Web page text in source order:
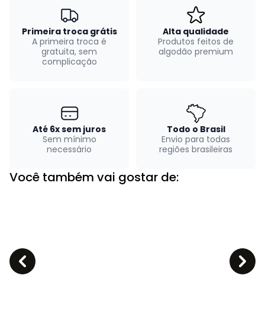
Primeira troca grátis
A primeira troca é
gratuita, sem
complicação
Alta qualidade
Produtos feitos de
algodão premium
Até 6x sem juros
Sem mínimo
necessário
Todo o Brasil
Envio para todas
regiões brasileiras
Você também vai gostar de: